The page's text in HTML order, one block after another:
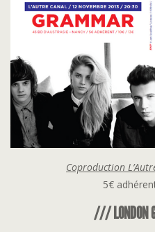
Coproduction
5€
/// LONDON